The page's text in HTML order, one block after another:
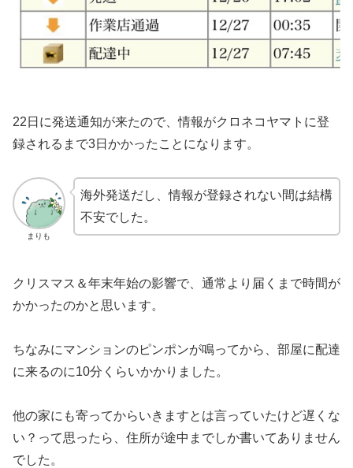
22日に発送通知が来たので、情報がクロネコヤマトに登
録されるまで3日かかったことになります。
まりも
海外発送だし、情報が登録されない間は結構
不安でした。
クリスマス＆年末年始の影響で、通常より届くまで時間が
かかったのかと思います。
ちなみにマンションのピンポンが鳴ってから、部屋に配達
に来るのに10分くらいかかりました。
他の家にも寄ってからいきますとは言っていたけど遅くな
い？って思ったら、住所が途中までしか書いてありません
でした。